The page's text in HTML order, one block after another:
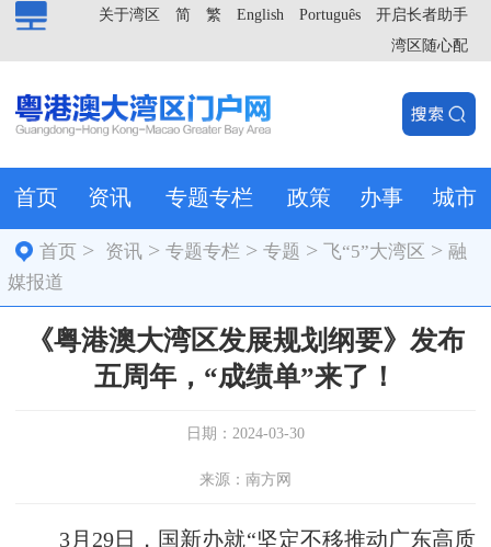
开启长者助手
Português
English
繁
简
关于湾区
湾区随心配
首页 资讯 专题专栏 政策 办事 城市
首页 > 资讯 >专题专栏 >专题 >飞“5”大湾区 >融
媒报道
《粤港澳大湾区发展规划纲要》发布
五周年，“成绩单”来了！
日期：2024-03-30
来源：南方网
3月29日，国新办就“坚定不移推动广东高质